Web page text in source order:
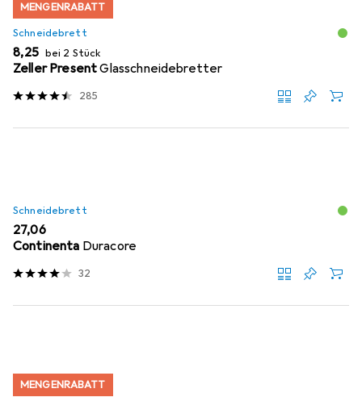
MENGENRABATT
Schneidebrett
EUR
8,25 bei 2 Stück
Zeller PresentGlasschneidebretter
285
Schneidebrett
EUR
27,06
Continenta Duracore
32
MENGENRABATT